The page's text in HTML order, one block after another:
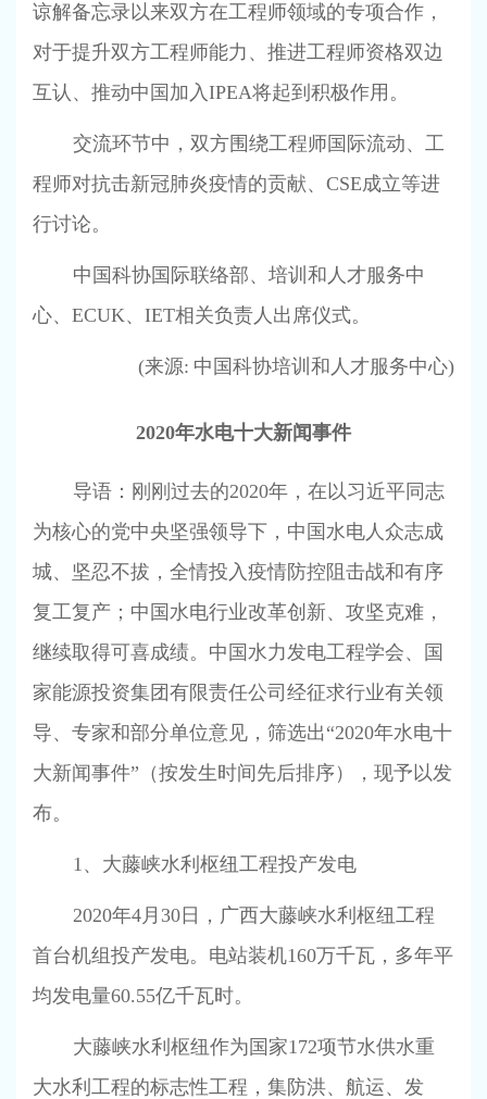
谅解备忘录以来双方在工程师领域的专项合作，
对于提升双方工程师能力、推进工程师资格双边
互认、推动中国加入IPEA将起到积极作用。
交流环节中，双方围绕工程师国际流动、工
程师对抗击新冠肺炎疫情的贡献、 CSE成立等进
行讨论。
中国科协国际联络部、培训和人才服务中
心、 ECUK、 IET相关负责人出席仪式。
(来源: 中国科协培训和人才服务中心)
2020年水电十大新闻事件
导语：刚刚过去的2020年，在以习近平同志
为核心的党中央坚强领导下，中国水电人众志成
城、坚忍不拔，全情投入疫情防控阻击战和有序
复工复产；中国水电行业改革创新、攻坚克难，
继续取得可喜成绩。中国水力发电工程学会、国
家能源投资集团有限责任公司经征求行业有关领
导、专家和部分单位意见，筛选出“2020年水电十
大新闻事件”（按发生时间先后排序），现予以发
布。
1、大藤峡水利枢纽工程投产发电
2020年4月 30 日，广西大藤峡水利枢纽工程
首台机组投产发电。电站装机160万千瓦，多年平
均发电量60.55亿千瓦时。
大藤峡水利枢纽作为国家172项节水供水重
大水利工程的标志性工程，集防洪、航运、发